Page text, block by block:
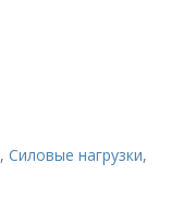
,Силовые нагрузки,